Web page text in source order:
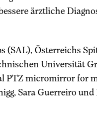
ärztliche
(SAL), Österreichs
Universität
PTZ micromirror for
Sara Guerreiro und